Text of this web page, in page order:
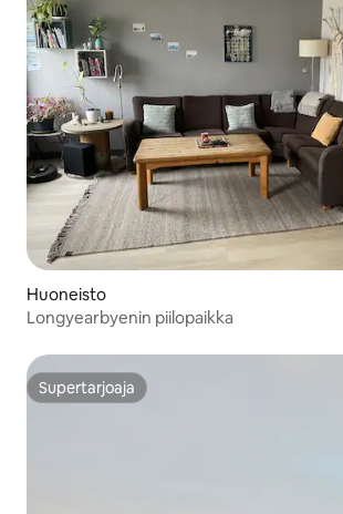
Huoneisto
Longyearbyenin piilopaikka
Supertarjoaja
Supertarjoaja